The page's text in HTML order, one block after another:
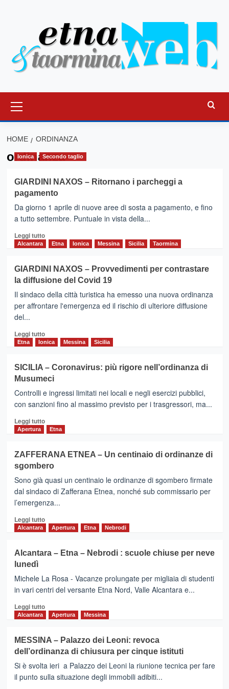
principale
HOME ORDINANZA
ordinanza
Ionica Secondo taglio
GIARDINI NAXOS – Ritornano i parcheggi a
pagamento
Da giorno 1 aprile di nuove aree di sosta a pagamento, e fino
a tutto settembre. Puntuale in vista della...
Leggi tuttoLeggi
GIARDINI
NAXOS
–
Ritornano
i
a
pagamento
Alcantara Etna Ionica Messina Sicilia Taormina
GIARDINI NAXOS – Provvedimenti per contrastare
la diffusione del Covid 19
Il sindaco della città turistica ha emesso una nuova ordinanza
per affrontare l'emergenza ed il rischio di ulteriore diffusione
del...
Leggi tuttoLeggi
di
GIARDINI
NAXOS
–
Provvedimenti
per
contrastare
Covid
19
Etna Ionica Messina Sicilia
SICILIA – Coronavirus: più rigore nell’ordinanza di
Musumeci
Controlli e ingressi limitati nei locali e negli esercizi pubblici,
con sanzioni fino al massimo previsto per i trasgressori, ma...
Leggi tuttoLeggi
SICILIA
–
Coronavirus:
più
rigore
nell’ordinanza
di
Musumeci
Apertura Etna
ZAFFERANA ETNEA – Un centinaio di ordinanze di
sgombero
Sono già quasi un centinaio le ordinanze di sgombero firmate
dal sindaco di Zafferana Etnea, nonché sub commissario per
l’emergenza...
Leggi tuttoLeggi
ZAFFERANA
–
Un
centinaio
di
ordinanze
Alcantara Apertura Etna Nebrodi
Alcantara – Etna – Nebrodi : scuole chiuse per neve
lunedì
Michele La Rosa - Vacanze prolungate per migliaia di studenti
in vari centri del versante Etna Nord, Valle Alcantara e...
Leggi tuttoLeggi
Alcantara
–
Etna
Nebrodi
Alcantara Apertura Messina
MESSINA – Palazzo dei Leoni: revoca
dell’ordinanza di chiusura per cinque istituti
Si è svolta ieri a Palazzo dei Leoni la riunione tecnica per fare
il punto sulla situazione degli immobili adibiti...